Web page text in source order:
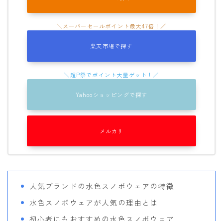
SMITH
686
AIRBLASTER
AA HARDWEAR
ANTHEM
DC Shoes
OAKLEY
QUICKSILVER
楽天市場で探す
Yahooショッピングで探す
メルカリ
人気ブランドの水色スノボウェアの特徴
水色スノボウェアが人気の理由とは
初心者にもおすすめの水色スノボウェア